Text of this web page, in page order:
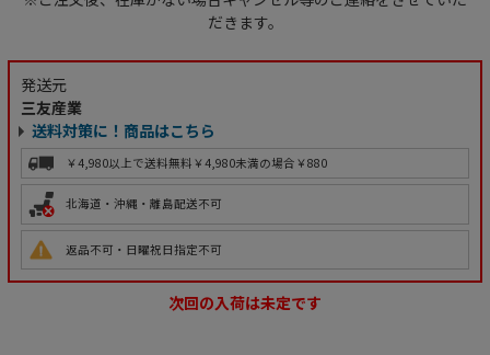
だきます。
発送元
三友産業
送料対策に！商品はこちら
￥4,980以上で送料無料 ￥4,980未満の場合￥880
北海道・沖縄・離島配送不可
返品不可・日曜祝日指定不可
次回の入荷は未定です